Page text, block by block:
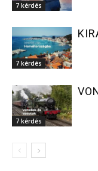
7 kérdés
7 kérdés
7 kérdés